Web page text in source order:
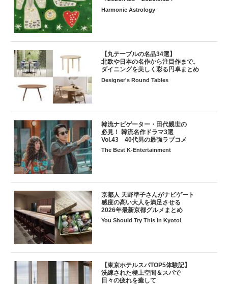
Harmonic Astrology
【丸テーブルの名品34選】
北欧や日本の名作から注目作まで。
ダイニングを美しく彩る円卓まとめ
Designer's Round Tables
韓流ナビゲーター・田代親世の
必見！ 韓流名作ドラマ3選
Vol.43 40代男の最強ラブコメ
The Best K-Entertainment
京都人 天野準子さんがナビゲート
感度の高い大人を満足させる
2026年最新京都グルメまとめ
You Should Try This in Kyoto!
【東京ホテルスパTOP5体験記】
洗練された極上空間＆スパで
日々の疲れを癒して